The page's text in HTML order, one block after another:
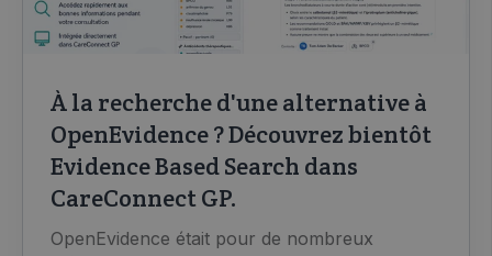
À la recherche d'une alternative à
OpenEvidence ? Découvrez bientôt
Evidence Based Search dans
CareConnect GP.
OpenEvidence était pour de nombreux